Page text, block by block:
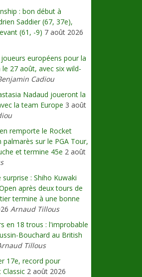
: bon début à
Saddier (67, 37e),
(61, -9) 7 août 2026
européens pour la
le 27 août, avec six wild-
Cadiou
Nadaud joueront la
la team Europe 3 août
remporte le Rocket
palmarès sur le PGA Tour,
et termine 45e 2 août
: Shiho Kuwaki
après deux tours de
termine à une bonne
Arnaud Tillous
en 18 trous : l'improbable
Bouchard au British
Tillous
17e, record pour
Classic 2 août 2026